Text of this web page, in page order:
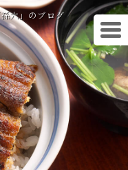
六」のブログ